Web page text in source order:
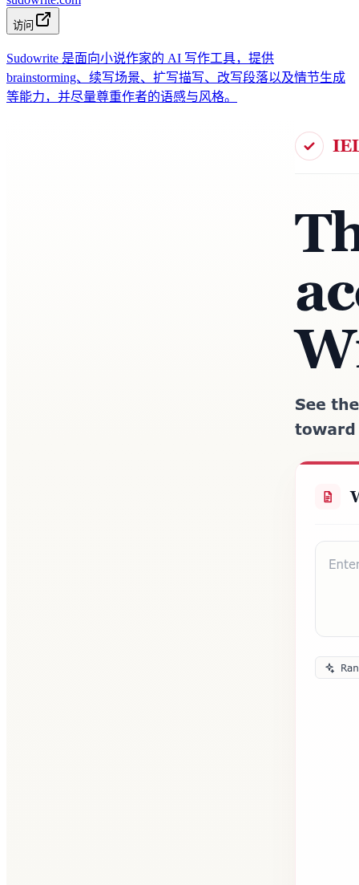
访问
Sudowrite 是面向小说作家的 AI 写作工具，提供
brainstorming、续写场景、扩写描写、改写段落以及情节生成
等能力，并尽量尊重作者的语感与风格。